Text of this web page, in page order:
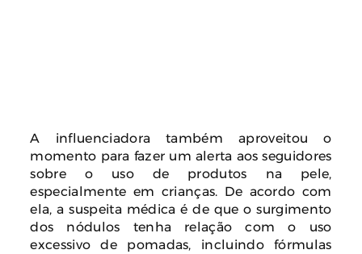
A influenciadora também aproveitou o
momento para fazer um alerta aos seguidores
sobre o uso de produtos na pele,
especialmente em crianças. De acordo com
ela, a suspeita médica é de que o surgimento
dos nódulos tenha relação com o uso
excessivo de pomadas, incluindo fórmulas